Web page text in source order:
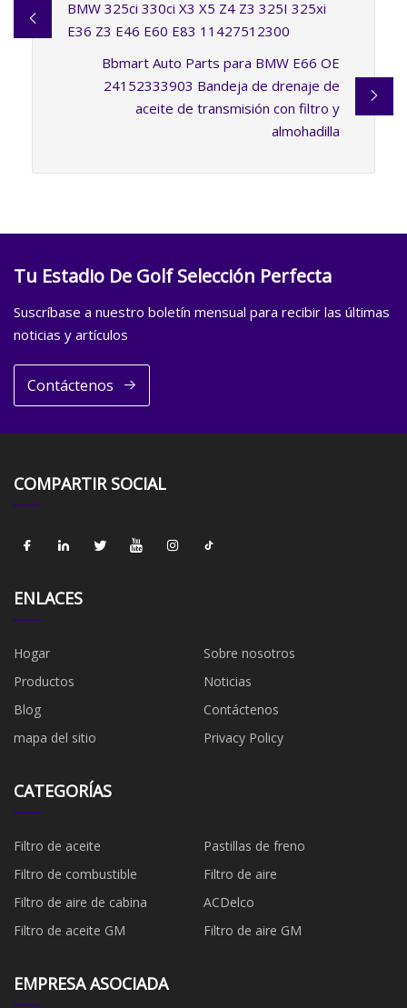
BMW 325ci 330ci X3 X5 Z4 Z3 325I 325xi
E36 Z3 E46 E60 E83 11427512300
Bbmart Auto Parts para BMW E66 OE
24152333903 Bandeja de drenaje de
aceite de transmisión con filtro y
almohadilla
Tu Estadio De Golf Selección Perfecta
Suscríbase a nuestro boletín mensual para recibir las últimas
noticias y artículos
Contáctenos
COMPARTIR SOCIAL
ENLACES
Hogar
Sobre nosotros
Productos
Noticias
Blog
Contáctenos
mapa del sitio
Privacy Policy
CATEGORÍAS
Filtro de aceite
Pastillas de freno
Filtro de combustible
​Filtro de aire
Filtro de aire de cabina
ACDelco
Filtro de aceite GM
Filtro de aire GM
EMPRESA ASOCIADA